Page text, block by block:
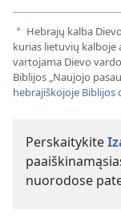
a Hebrajų kalba
kurias lietuvių kalboje
vartojama Dievo
Biblijos „Naujojo
hebrajiškojoje Biblijos
Perskaitykite
nuorodose